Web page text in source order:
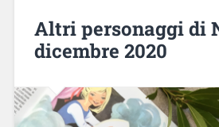
Altri personaggi di
dicembre 2020